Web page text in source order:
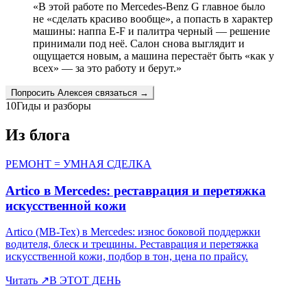
«В этой работе по Mercedes-Benz G главное было
не «сделать красиво вообще», а попасть в характер
машины: наппа E-F и палитра черный — решение
принимали под неё. Салон снова выглядит и
ощущается новым, а машина перестаёт быть «как у
всех» — за это работу и берут.»
Попросить Алексея связаться →
10Гиды и разборы
Из блога
РЕМОНТ = УМНАЯ СДЕЛКА
Artico в Mercedes: реставрация и перетяжка
искусственной кожи
Artico (MB-Tex) в Mercedes: износ боковой поддержки
водителя, блеск и трещины. Реставрация и перетяжка
искусственной кожи, подбор в тон, цена по прайсу.
Читать ↗В ЭТОТ ДЕНЬ